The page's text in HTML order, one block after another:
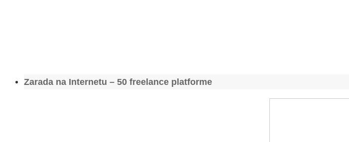
Zarada na Internetu – 50 freelance platforme